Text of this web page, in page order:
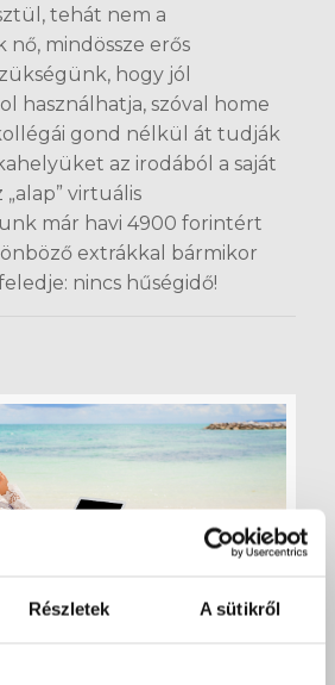
Részletek A sütikről
tehát nem a
mindössze erős
hogy jól
használhatja, szóval home
gond nélkül át tudják
az irodából a saját
virtuális
már havi 4900 forintért
extrákkal bármikor
nincs hűségidő!